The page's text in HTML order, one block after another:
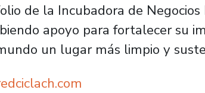
de la Incubadora de Negocios
apoyo para fortalecer su
un lugar más limpio y